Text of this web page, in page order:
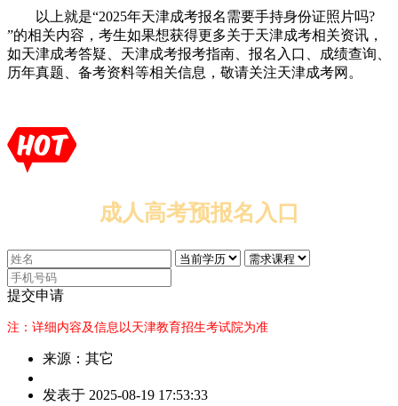
以上就是“2025年天津成考报名需要手持身份证照片吗?
”的相关内容，考生如果想获得更多关于天津成考相关资讯，
如天津成考答疑、天津成考报考指南、报名入口、成绩查询、
历年真题、备考资料等相关信息，敬请关注天津成考网。
成人高考预报名入口
提交申请
注：详细内容及信息以天津教育招生考试院为准
来源：其它
者：
发表于 2025-08-19 17:53:33